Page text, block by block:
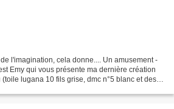
l'imagination, cela donne.... Un amusement -
Emy qui vous présente ma dernière création
lugana 10 fils grise, dmc n°5 blanc et des